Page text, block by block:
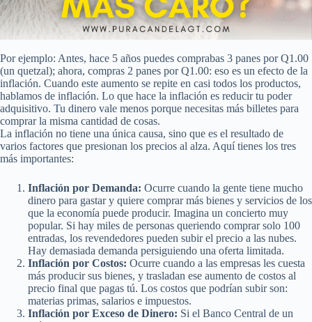
Por ejemplo: Antes, hace 5 años puedes comprabas 3 panes por Q1.00
(un quetzal); ahora, compras 2 panes por Q1.00: eso es un efecto de la
inflación. Cuando este aumento se repite en casi todos los productos,
hablamos de inflación. Lo que hace la inflación es reducir tu poder
adquisitivo. Tu dinero vale menos porque necesitas más billetes para
comprar la misma cantidad de cosas.
La inflación no tiene una única causa, sino que es el resultado de
varios factores que presionan los precios al alza. Aquí tienes los tres
más importantes:
Inflación por Demanda: Ocurre cuando la gente tiene mucho
dinero para gastar y quiere comprar más bienes y servicios de los
que la economía puede producir. Imagina un concierto muy
popular. Si hay miles de personas queriendo comprar solo 100
entradas, los revendedores pueden subir el precio a las nubes.
Hay demasiada demanda persiguiendo una oferta limitada.
Inflación por Costos: Ocurre cuando a las empresas les cuesta
más producir sus bienes, y trasladan ese aumento de costos al
precio final que pagas tú. Los costos que podrían subir son:
materias primas, salarios e impuestos.
Inflación por Exceso de Dinero: Si el Banco Central de un